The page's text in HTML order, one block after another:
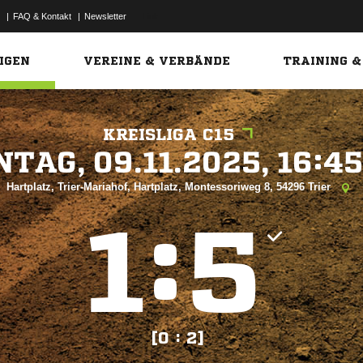
| FAQ & Kontakt | Newsletter
VEREINE & VERBÄNDE TRAINING &
KREISLIGA C15

Hartplatz, Trier-Mariahof, Hartplatz, Montessoriweg 8, 54296 Trier
:
[0 : 2]